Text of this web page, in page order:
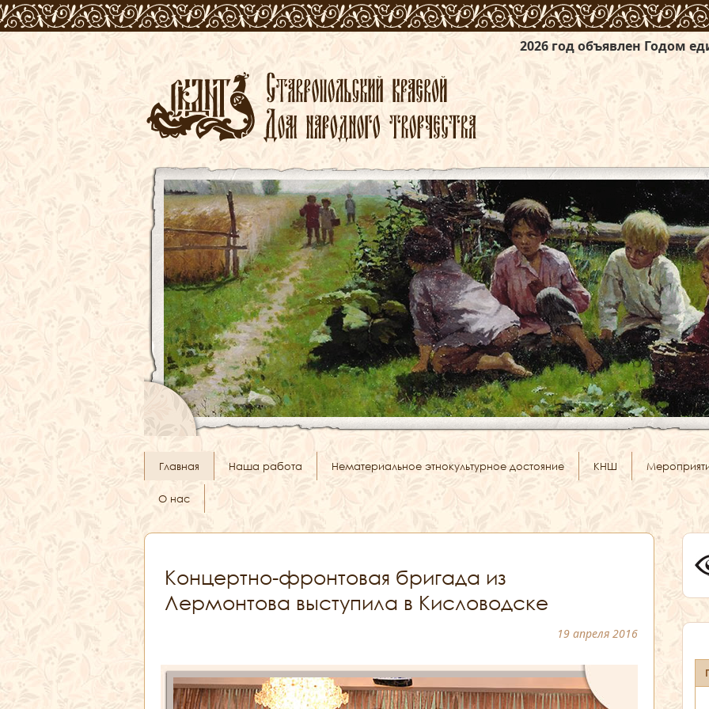
2026 год объявлен Годом единства
Главная Наша работа Нематериальное этнокультурное достояние КНШ
О нас
Концертно-фронтовая бригада из
Лермонтова выступила в Кисловодске
19 апреля 2016